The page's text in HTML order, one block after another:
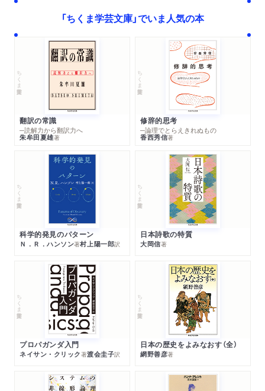
「ちくま学芸文庫」でいま人気の本
ちくま学芸文庫
翻訳の常識
─読解力から翻訳力へ
朱牟田夏雄著
ちくま学芸文庫
修辞的思考
─論理でとらえきれぬもの
香西秀信著
ちくま学芸文庫
科学的発見のパターン
Ｎ．Ｒ．ハンソン著村上陽一郎訳
ちくま学芸文庫
日本詩歌の特質
大岡信著
ちくま学芸文庫
プロパガンダ入門
ネイサン・クリック著渡会圭子訳
ちくま学芸文庫
日本の歴史をよみなおす（全）
網野善彦著